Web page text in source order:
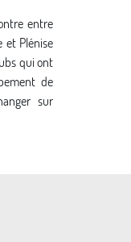
entre
et Plénise
qui ont
de
sur